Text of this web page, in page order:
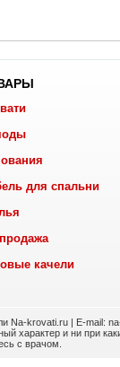
для спальни
качели
Na-krovati.ru | E-mail:
характер и ни при
с врачом.